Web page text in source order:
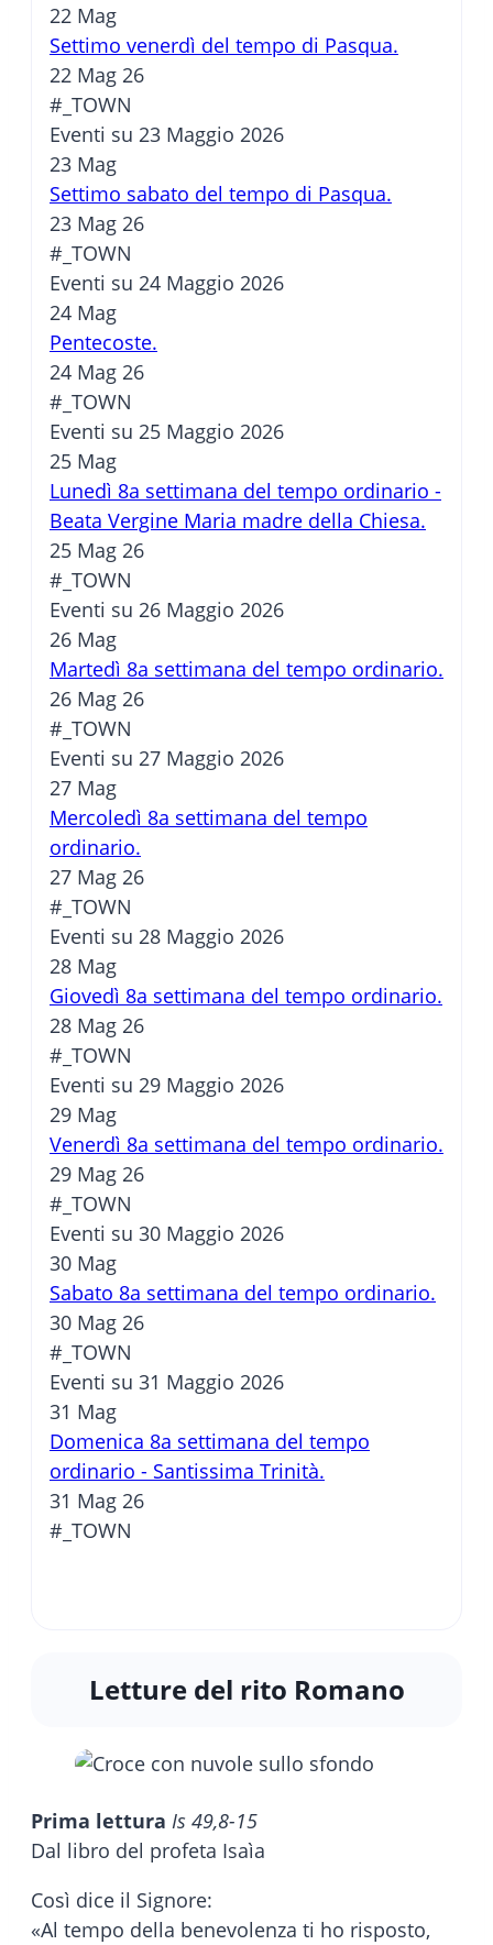
22 Mag
Settimo venerdì del tempo di Pasqua.
22 Mag 26
#_TOWN
Eventi su 23 Maggio 2026
23 Mag
Settimo sabato del tempo di Pasqua.
23 Mag 26
#_TOWN
Eventi su 24 Maggio 2026
24 Mag
Pentecoste.
24 Mag 26
#_TOWN
Eventi su 25 Maggio 2026
25 Mag
Lunedì 8a settimana del tempo ordinario -
Beata Vergine Maria madre della Chiesa.
25 Mag 26
#_TOWN
Eventi su 26 Maggio 2026
26 Mag
Martedì 8a settimana del tempo ordinario.
26 Mag 26
#_TOWN
Eventi su 27 Maggio 2026
27 Mag
Mercoledì 8a settimana del tempo
ordinario.
27 Mag 26
#_TOWN
Eventi su 28 Maggio 2026
28 Mag
Giovedì 8a settimana del tempo ordinario.
28 Mag 26
#_TOWN
Eventi su 29 Maggio 2026
29 Mag
Venerdì 8a settimana del tempo ordinario.
29 Mag 26
#_TOWN
Eventi su 30 Maggio 2026
30 Mag
Sabato 8a settimana del tempo ordinario.
30 Mag 26
#_TOWN
Eventi su 31 Maggio 2026
31 Mag
Domenica 8a settimana del tempo
ordinario - Santissima Trinità.
31 Mag 26
#_TOWN
Letture del rito Romano
Prima lettura Is 49,8-15
Dal libro del profeta Isaìa
Così dice il Signore:
«Al tempo della benevolenza ti ho risposto,